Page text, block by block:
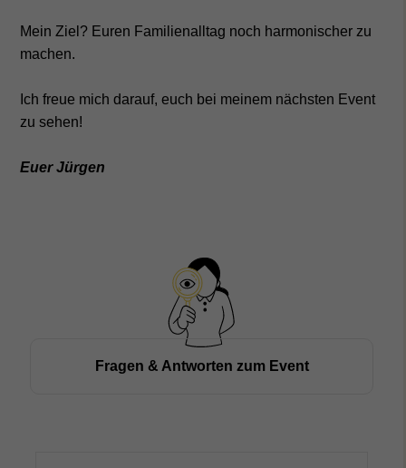
Mein Ziel? Euren Familienalltag noch harmonischer zu
machen.
Ich freue mich darauf, euch bei meinem nächsten Event
zu sehen!
Euer Jürgen
Fragen & Antworten zum Event